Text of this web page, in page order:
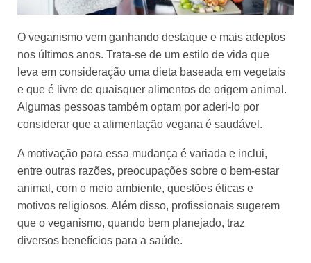
O veganismo vem ganhando destaque e mais adeptos
nos últimos anos. Trata-se de um estilo de vida que
leva em consideração uma dieta baseada em vegetais
e que é livre de quaisquer alimentos de origem animal.
Algumas pessoas também optam por aderi-lo por
considerar que a alimentação vegana é saudável.
A motivação para essa mudança é variada e inclui,
entre outras razões, preocupações sobre o bem-estar
animal, com o meio ambiente, questões éticas e
motivos religiosos. Além disso, profissionais sugerem
que o veganismo, quando bem planejado, traz
diversos benefícios para a saúde.